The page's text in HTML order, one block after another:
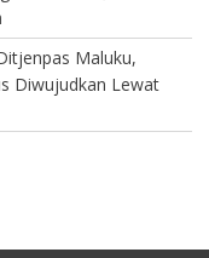
Maluku,
Diwujudkan Lewat